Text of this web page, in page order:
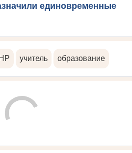
единовременные
учитель образование